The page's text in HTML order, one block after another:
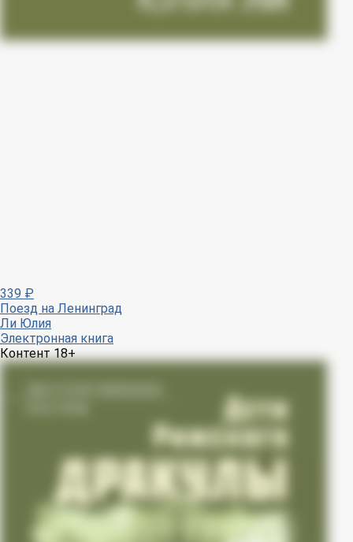
339 ₽
Поезд на Ленинград
Ли Юлия
Электронная книга
Контент 18+